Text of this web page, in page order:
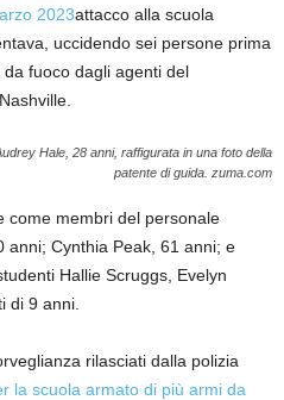
2023attacco alla scuola
uccidendo sei persone prima
fuoco dagli agenti del
Hale, 28 anni, raffigurata in una foto della
patente di guida. zuma.com
come membri del personale
anni; Cynthia Peak, 61 anni; e
Hallie Scruggs, Evelyn
di 9 anni.
rilasciati dalla polizia
la scuola armato di più armi da